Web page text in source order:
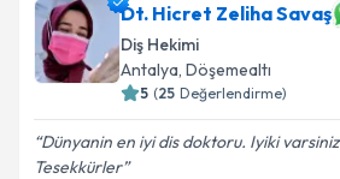
Dt. Hicret Zeliha Savaş
Diş Hekimi
Antalya, Döşemealtı
5 (25 Değerlendirme)
Dünyanin en iyi dis doktoru. Iyiki
Tesekkürler